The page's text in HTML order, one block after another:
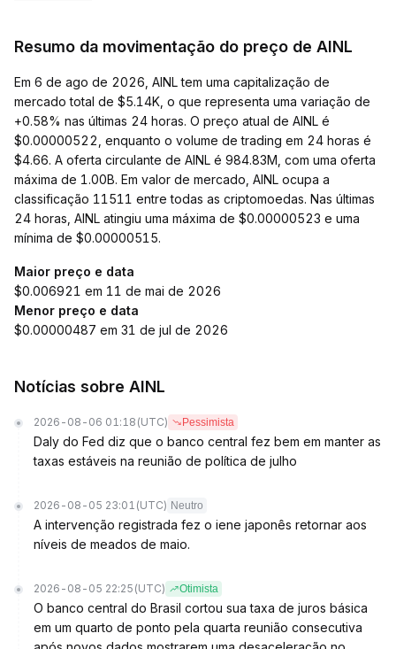
Resumo da movimentação do preço de AINL
Em 6 de ago de 2026, AINL tem uma capitalização de
mercado total de $5.14K, o que representa uma variação de
+0.58% nas últimas 24 horas. O preço atual de AINL é
$0.00000522, enquanto o volume de trading em 24 horas é
$4.66. A oferta circulante de AINL é 984.83M, com uma oferta
máxima de 1.00B. Em valor de mercado, AINL ocupa a
classificação 11511 entre todas as criptomoedas. Nas últimas
24 horas, AINL atingiu uma máxima de $0.00000523 e uma
mínima de $0.00000515.
Maior preço e data
$0.006921 em 11 de mai de 2026
Menor preço e data
$0.00000487 em 31 de jul de 2026
Notícias sobre AINL
2026-08-06 01:18 (UTC) Pessimista
Daly do Fed diz que o banco central fez bem em manter as
taxas estáveis na reunião de política de julho
2026-08-05 23:01 (UTC) Neutro
A intervenção registrada fez o iene japonês retornar aos
níveis de meados de maio.
2026-08-05 22:25 (UTC) Otimista
O banco central do Brasil cortou sua taxa de juros básica
em um quarto de ponto pela quarta reunião consecutiva